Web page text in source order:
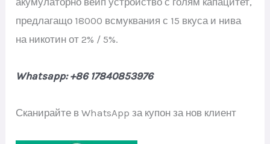
предлагащо 18000 всмуквания с 15 вкуса и нива
на никотин от 2% / 5%.
Whatsapp: +86 17840853976
Сканирайте в WhatsApp за купон за нов клиент